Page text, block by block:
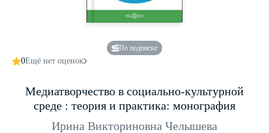
По подписке
0Ещё нет оценок
Медиатворчество в социально-культурной
среде : теория и практика: монография
Ирина Викториновна Челышева